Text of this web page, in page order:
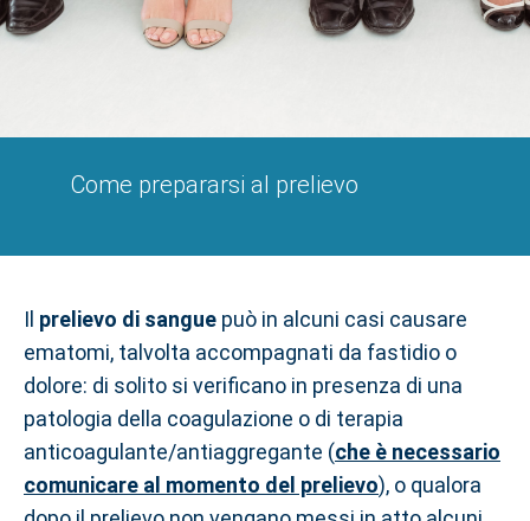
Come prepararsi al prelievo
Il prelievo di sangue può in alcuni casi causare
ematomi, talvolta accompagnati da fastidio o
dolore: di solito si verificano in presenza di una
patologia della coagulazione o di terapia
anticoagulante/antiaggregante (che è necessario
comunicare al momento del prelievo), o qualora